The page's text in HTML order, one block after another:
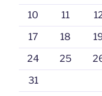
10
11
17
18
24
25
31